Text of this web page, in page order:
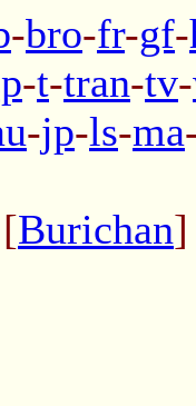
-bro-fr-gf-
-t-tran-tv-
-jp-ls-ma
[Burichan